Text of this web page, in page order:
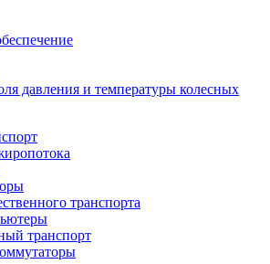
давления и температуры колесных
транспорта
транспорт